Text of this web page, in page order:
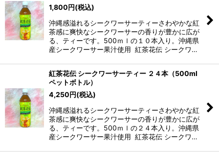
1,800 円(税込)
沖縄感溢れるシークワーサーティーさわやかな紅
茶感に爽快なシークワーサーの香りが豊かに広が
る、ティーです。500ｍｌの１０本入り。沖縄県
産シークワーサー果汁使用 紅茶花伝 シークワ…
紅茶花伝 シークワーサーティー ２４本（500ml
ペットボトル）
4,250 円(税込)
沖縄感溢れるシークワーサーティーさわやかな紅
茶感に爽快なシークワーサーの香りが豊かに広が
る、ティーです。500ｍｌの２４本入り。沖縄県
産シークワーサー果汁使用 紅茶花伝 シークワ…